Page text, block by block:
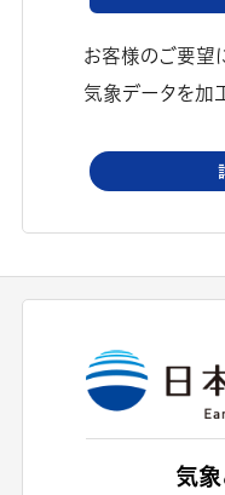
お客様のご要望
気象データを加
気象